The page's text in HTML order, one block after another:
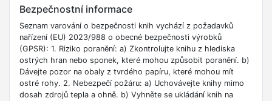
Bezpečnostní informace
Seznam varování o bezpečnosti knih vychází z požadavků
nařízení (EU) 2023/988 o obecné bezpečnosti výrobků
(GPSR): 1. Riziko poranění: a) Zkontrolujte knihu z hlediska
ostrých hran nebo sponek, které mohou způsobit poranění. b)
Dávejte pozor na obaly z tvrdého papíru, které mohou mít
ostré rohy. 2. Nebezpečí požáru: a) Uchovávejte knihy mimo
dosah zdrojů tepla a ohně. b) Vyhněte se ukládání knih na